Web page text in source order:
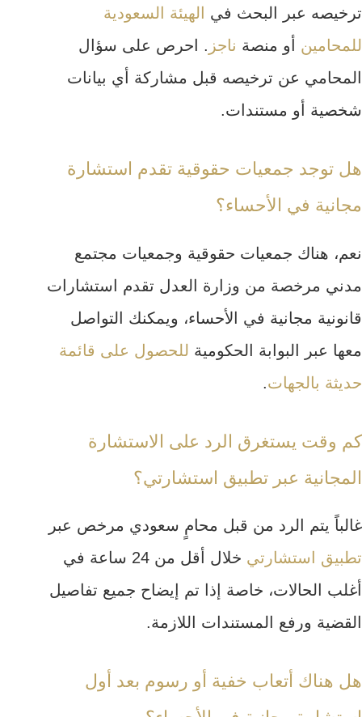
ترخيصه عبر البحث في
الهيئة السعودية
للمحامين أو منصة ناجز . احرص على سؤال
المحامي عن ترخيصه قبل مشاركة أي بيانات
شخصية أو مستندات.
هل توجد جمعيات حقوقية تقدم استشارة
مجانية في الأحساء؟
نعم، هناك جمعيات حقوقية وجمعيات مجتمع
مدني مرخصة من وزارة العدل تقدم استشارات
قانونية مجانية في الأحساء، ويمكنك التواصل
معها عبر البوابة الحكومية للحصول على قائمة
حديثة بالجهات.
كم وقت يستغرق الرد على الاستشارة
المجانية عبر تطبيق استشارتي؟
غالباً يتم الرد من قبل محامٍ سعودي مرخص عبر
تطبيق استشارتي
خلال أقل من 24 ساعة في
أغلب الحالات، خاصة إذا تم إيضاح جميع تفاصيل
القضية ورفع المستندات اللازمة.
هل هناك أتعاب خفية أو رسوم بعد أول